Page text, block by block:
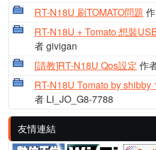
RT-N18U 刷TOMATO問題
RT-N18U + Tomato 想裝
者 givigan
[請教]RT-N18U Qos設定 作
RT-N18U Tomato by shibby
者 LI_JO_G8-7788
友情連結